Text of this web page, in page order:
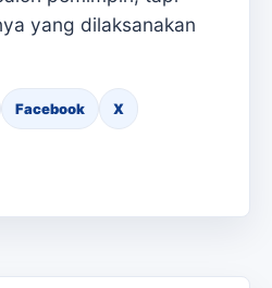
yang dilaksanakan
Facebook X